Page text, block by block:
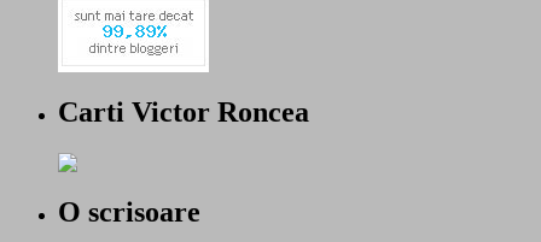
Carti Victor Roncea
O scrisoare